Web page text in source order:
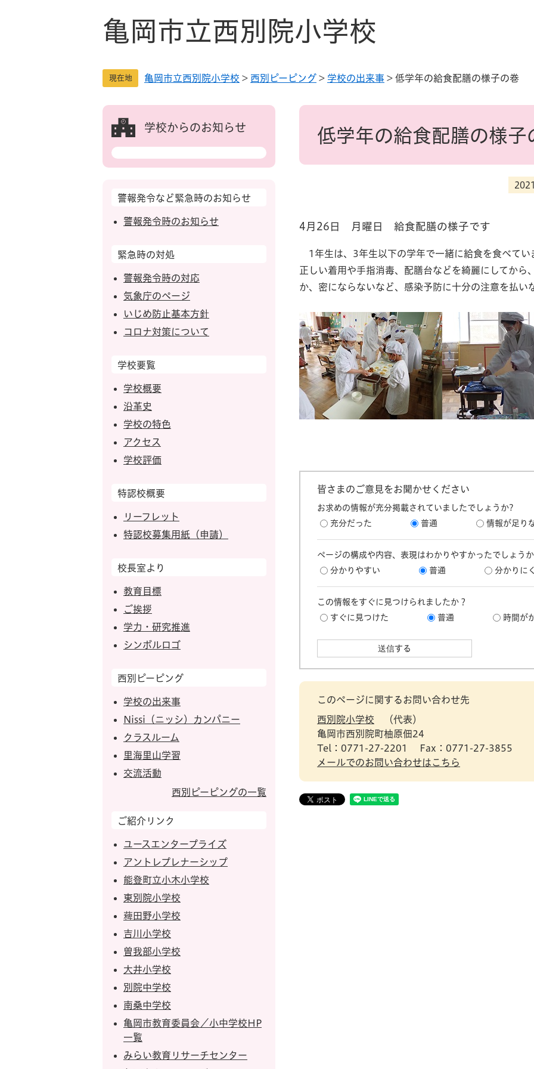
亀岡市立西別院小学校
現在地 亀岡市立西別院小学校 > 西別ピーピング > 学校の出来事 > 低学年の給食配膳の様子の巻
本
低学年の給食配膳の様子
4月26日 月曜日 給食配膳の様子です
1年生は、3年生以下の学年で一緒に給食を食べてい
正しい着用や手指消毒、配膳台などを綺麗にしてから
か、密にならないなど、感染予防に十分の注意を払い
皆さまのご意見をお聞かせください
お求めの情報が充分掲載されていましたでしょうか?
充分だった
普通 情報が足り
ページの構成や内容、表現はわかりやすかったでしょうか
分かりやすい
普通 分かりに
この情報をすぐに見つけられましたか？
すぐに見つけた
普通 時間が
このページに関するお問い合わせ先
西別院小学校
代表
亀岡市西別院町柚原佃24
Tel：0771-27-2201
Fax：0771-27-3855
メールでのお問い合わせはこちら
学校からのお知らせ
警報発令など緊急時のお知らせ
警報発令時のお知らせ
緊急時の対処
警報発令時の対応
気象庁のページ
いじめ防止基本方針
コロナ対策について
学校要覧
学校概要
沿革史
学校の特色
アクセス
学校評価
特認校概要
リーフレット
特認校募集用紙（申請）
校長室より
教育目標
ご挨拶
学力・研究推進
シンボルロゴ
西別ピーピング
学校の出来事
Nissi（ニッシ）カンパニー
クラスルーム
里海里山学習
交流活動
西別ピーピングの一覧
ご紹介リンク
ユースエンタープライズ
アントレプレナーシップ
能登町立小木小学校
東別院小学校
薭田野小学校
吉川小学校
曽我部小学校
大井小学校
別院中学校
南桑中学校
亀岡市教育委員会／小中学校HP
一覧
みらい教育リサーチセンター